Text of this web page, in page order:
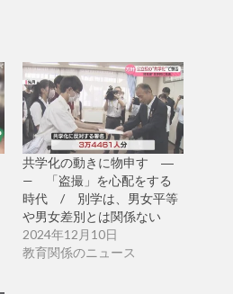
共学化の動きに物申す ―
— 「盗撮」を心配をする
時代 / 別学は、男女平等
や男女差別とは関係ない
2024年12月10日
教育関係のニュース